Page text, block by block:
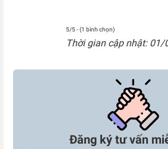
5/5 - (1 bình chọn)
Thời gian cập nhật:
Đăng ký tư vấn